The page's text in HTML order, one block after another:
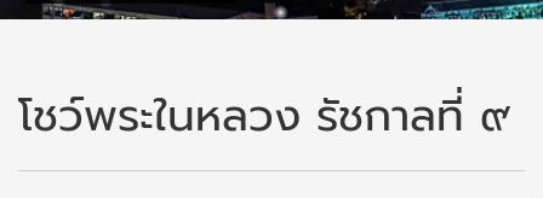
โชว์พระในหลวง รัชกาลที่ ๙